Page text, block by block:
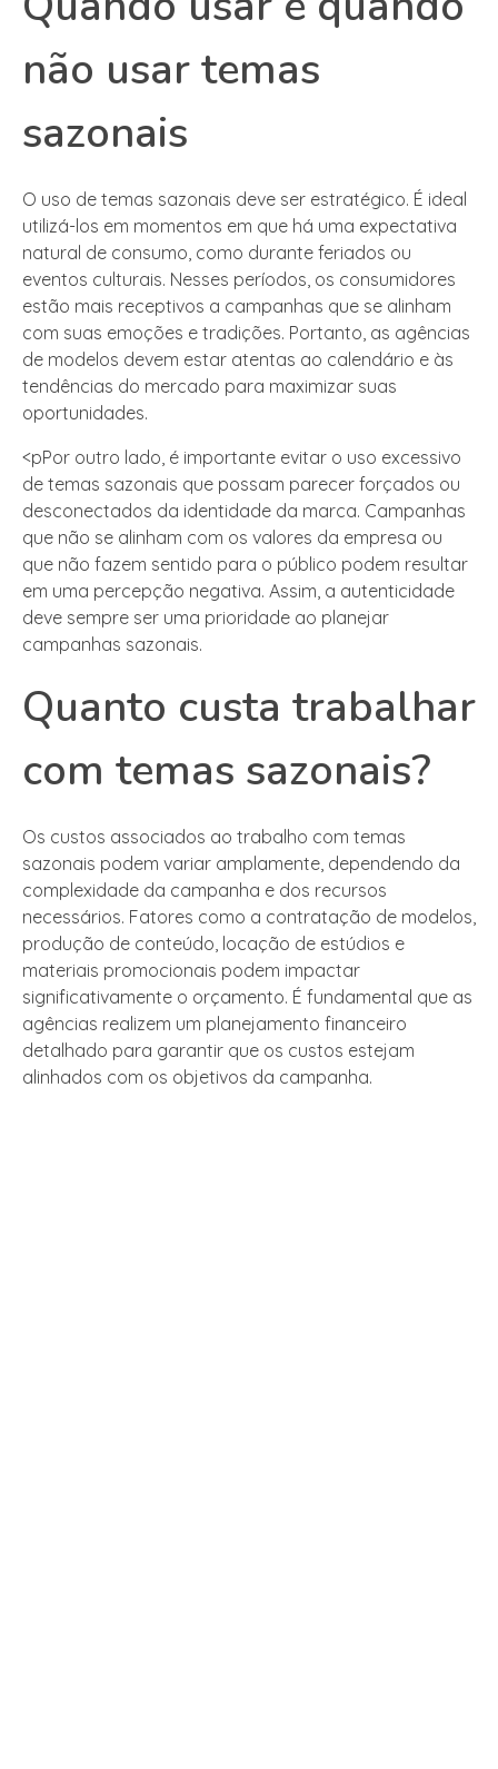
não usar temas
sazonais
O uso de temas sazonais deve ser estratégico. É ideal
utilizá-los em momentos em que há uma expectativa
natural de consumo, como durante feriados ou
eventos culturais. Nesses períodos, os consumidores
estão mais receptivos a campanhas que se alinham
com suas emoções e tradições. Portanto, as agências
de modelos devem estar atentas ao calendário e às
tendências do mercado para maximizar suas
oportunidades.
<pPor outro lado, é importante evitar o uso excessivo
de temas sazonais que possam parecer forçados ou
desconectados da identidade da marca. Campanhas
que não se alinham com os valores da empresa ou
que não fazem sentido para o público podem resultar
em uma percepção negativa. Assim, a autenticidade
deve sempre ser uma prioridade ao planejar
campanhas sazonais.
Quanto custa trabalhar
com temas sazonais?
Os custos associados ao trabalho com temas
sazonais podem variar amplamente, dependendo da
complexidade da campanha e dos recursos
necessários. Fatores como a contratação de modelos,
produção de conteúdo, locação de estúdios e
materiais promocionais podem impactar
significativamente o orçamento. É fundamental que as
agências realizem um planejamento financeiro
detalhado para garantir que os custos estejam
alinhados com os objetivos da campanha.